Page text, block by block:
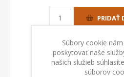
PRIDAŤ
Súbory cookie
poskytovať naše
našich služieb
súborov